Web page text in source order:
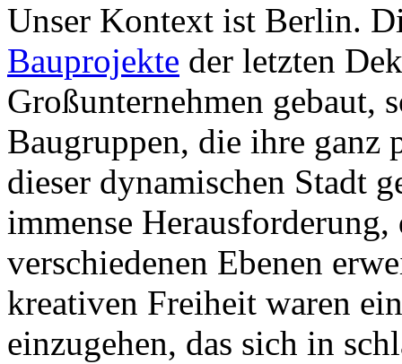
Unser Kontext ist Berlin.
Bauprojekte der letzten
Großunternehmen gebaut,
Baugruppen, die ihre ganz
dieser dynamischen Stadt
immense
verschiedenen Ebenen
kreativen Freiheit waren
einzugehen, das sich in